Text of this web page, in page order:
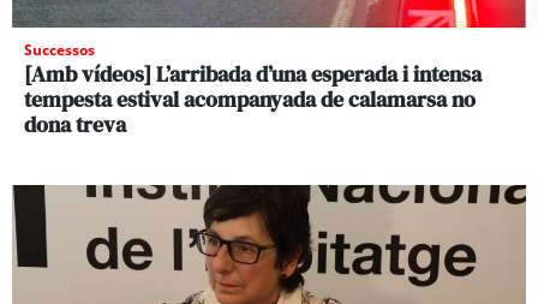
Successos
[Amb vídeos] L’arribada d’una esperada i intensa
tempesta estival acompanyada de calamarsa no
dona treva